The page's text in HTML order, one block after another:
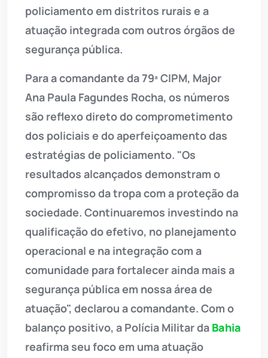
policiamento em distritos rurais e a
atuação integrada com outros órgãos de
segurança pública.
Para a comandante da 79ª CIPM, Major
Ana Paula Fagundes Rocha, os números
são reflexo direto do comprometimento
dos policiais e do aperfeiçoamento das
estratégias de policiamento. "Os
resultados alcançados demonstram o
compromisso da tropa com a proteção da
sociedade. Continuaremos investindo na
qualificação do efetivo, no planejamento
operacional e na integração com a
comunidade para fortalecer ainda mais a
segurança pública em nossa área de
atuação", declarou a comandante. Com o
balanço positivo, a Polícia Militar da Bahia
reafirma seu foco em uma atuação